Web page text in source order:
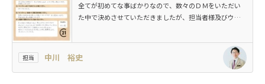
全てが初めてな事ばかりなので、数々のＤＭをいただい
た中で決めさせていただきましたが、担当者様及びウイ
した。想像していたより早く成約したので、びっくりし
たとともに安心出来ました。
担当 中川 裕史